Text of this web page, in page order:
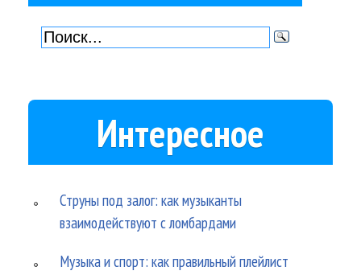
Интересное
Струны под залог: как музыканты
взаимодействуют с ломбардами
Музыка и спорт: как правильный плейлист